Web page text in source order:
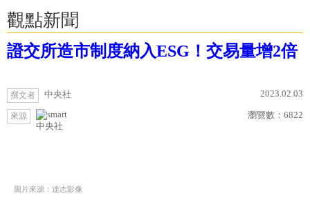
觀點新聞
證交所造市制度納入ESG！交易量增2倍
撰文者 中央社 2023.02.03
來源
中央社
瀏覽數： 6822
圖片來源：達志影像